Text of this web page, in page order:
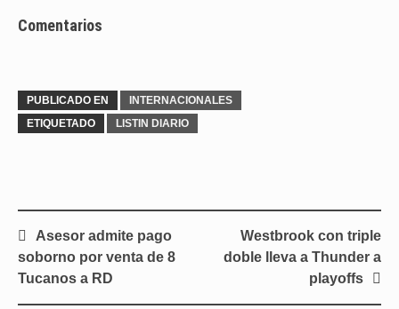
Comentarios
PUBLICADO EN
INTERNACIONALES
ETIQUETADO
LISTIN DIARIO
Navegación
de
entradas
Asesor admite pago
soborno por venta de 8
Tucanos a RD
Westbrook con triple
doble lleva a Thunder a
playoffs